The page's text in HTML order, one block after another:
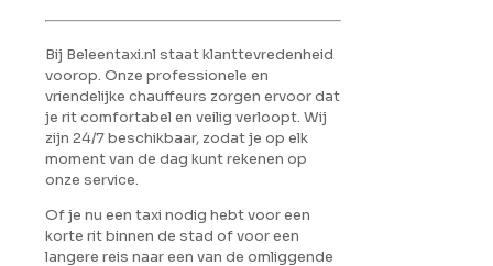
Bij Beleentaxi.nl staat klanttevredenheid
voorop. Onze professionele en
vriendelijke chauffeurs zorgen ervoor dat
je rit comfortabel en veilig verloopt. Wij
zijn 24/7 beschikbaar, zodat je op elk
moment van de dag kunt rekenen op
onze service.
Of je nu een taxi nodig hebt voor een
korte rit binnen de stad of voor een
langere reis naar een van de omliggende